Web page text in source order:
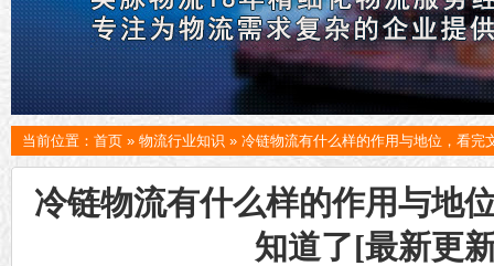
当前位置： 首页 » 物流行业知识 » 冷链物流有什么样的作用与地位，看完
冷链物流有什么样的作用与地
知道了[最新更